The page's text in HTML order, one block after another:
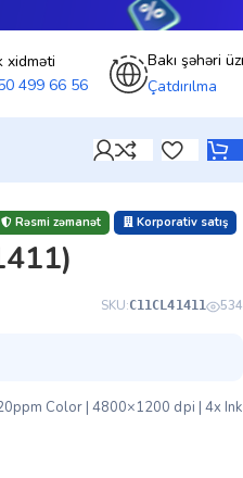
xidməti
499 66 56
Bakı şəhəri
Çatdırılma
Rəsmi zəmanət Korporativ satış
SKU:C11CL41411 534
Color | 4800×1200 dpi | 4x Ink